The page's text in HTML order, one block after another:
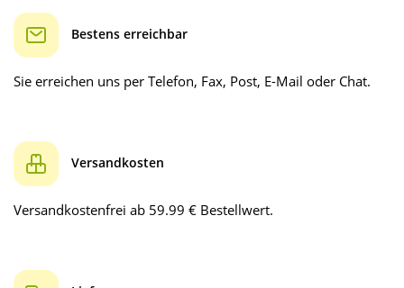
Bestens erreichbar
Sie erreichen uns per Telefon, Fax, Post, E-Mail oder Chat.
Versandkosten
Versandkostenfrei ab 59.99 € Bestellwert.